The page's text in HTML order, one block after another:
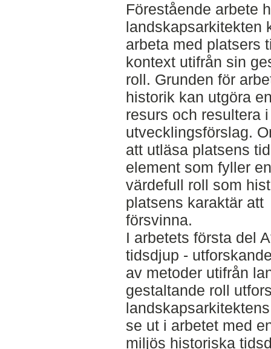
Förestående arbete
landskapsarkitekten
arbeta med platsers
kontext utifrån sin
roll. Grunden för
historik kan utgöra
resurs och resultera
utvecklingsförslag.
att utläsa platsens
element som fyller en
värdefull roll som
platsens karaktär att
försvinna.
I arbetets första del
tidsdjup -
av metoder utifrån
gestaltande roll
se ut i arbetet med
miljös historiska